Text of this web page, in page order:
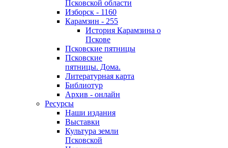
Псковской области
Изборск - 1160
Карамзин - 255
История Карамзина о
Пскове
Псковские пятницы
Псковские
пятницы. Дома.
Литературная карта
Библиотур
Архив - онлайн
Ресурсы
Наши издания
Выставки
Культура земли
Псковской